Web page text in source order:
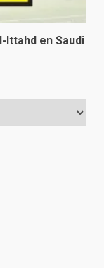
Ittahd en Saudi